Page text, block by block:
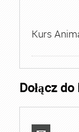
Kurs
Dołącz do